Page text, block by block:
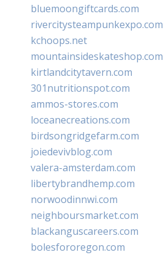
bluemoongiftcards.com
rivercitysteampunkexpo.com
kchoops.net
mountainsideskateshop.com
kirtlandcitytavern.com
301nutritionspot.com
ammos-stores.com
loceanecreations.com
birdsongridgefarm.com
joiedevivblog.com
valera-amsterdam.com
libertybrandhemp.com
norwoodinnwi.com
neighboursmarket.com
blackanguscareers.com
bolesfororegon.com